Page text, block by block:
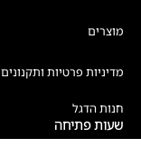
מוצרים
מדיניות פרטיות ותקנונים
חנות הדגל
שעות פתיחה